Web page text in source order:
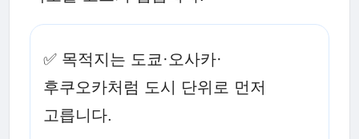
✅ 목적지는 도쿄·오사카·
후쿠오카처럼 도시 단위로 먼저
고릅니다.